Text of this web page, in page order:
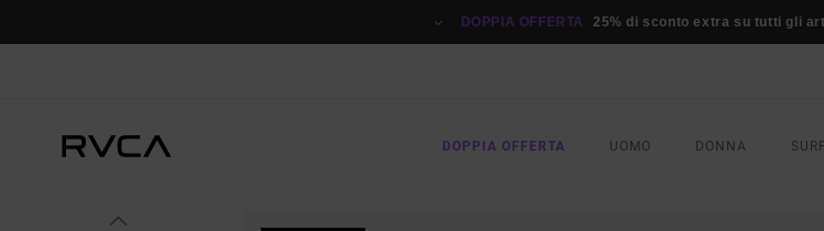
DOPPIA OFFERTA 25% di sconto extra su tutti gli
DOPPIA OFFERTA UOMO DONNA SURF